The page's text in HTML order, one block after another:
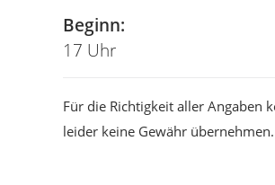
Beginn:
17 Uhr
Für die Richtigkeit aller Angaben
leider keine Gewähr übernehmen.